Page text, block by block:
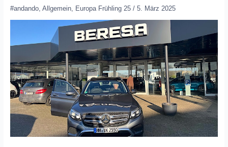
#andando, Allgemein, Europa Frühling 25/ 5. März 2025